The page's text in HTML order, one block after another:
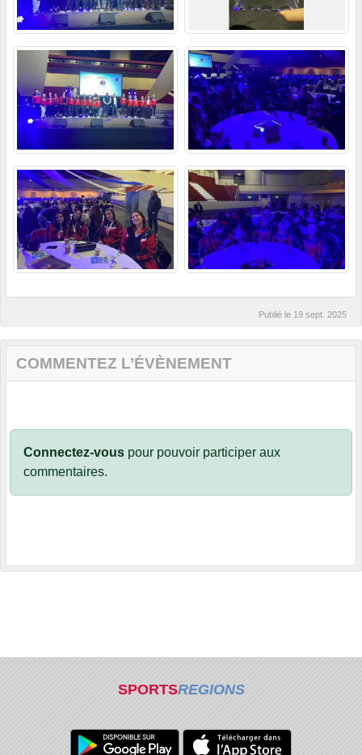
Publié le 19 sept. 2025
COMMENTEZ L’ÉVÈNEMENT
Connectez-vous pour pouvoir participer aux
commentaires.
SPORTSREGIONS